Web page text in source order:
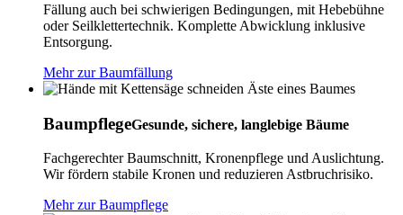
Fällung auch bei schwierigen Bedingungen, mit Hebebühne
oder Seilklettertechnik. Komplette Abwicklung inklusive
Entsorgung.
Mehr zur Baumfällung
BaumpflegeGesunde, sichere, langlebige Bäume
Fachgerechter Baumschnitt, Kronenpflege und Auslichtung.
Wir fördern stabile Kronen und reduzieren Astbruchrisiko.
Mehr zur Baumpflege